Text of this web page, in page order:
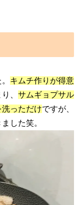
キムチ作りが得意
、 サムギョプサル
洗っただけですが、
した笑。